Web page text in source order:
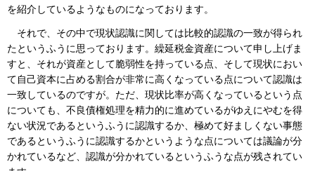
を紹介しているようなものになっております。
それで、その中で現状認識に関しては比較的認識の一致が得られ
たというふうに思っております。繰延税金資産について申し上げま
すと、それが資産として脆弱性を持っている点、そして現状におい
て自己資本に占める割合が非常に高くなっている点について認識は
一致しているのですが。ただ、現状比率が高くなっているという点
についても、不良債権処理を精力的に進めているがゆえにやむを得
ない状況であるというふうに認識するか、極めて好ましくない事態
であるというふうに認識するかというような点については議論が分
かれているなど、認識が分かれているというふうな点が残されてい